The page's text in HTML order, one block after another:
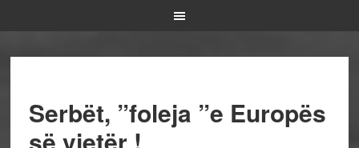
Serbët, ”foleja ”e Europës